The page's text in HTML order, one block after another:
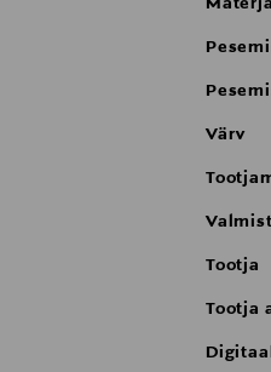
Värv
Tootja
Tootja